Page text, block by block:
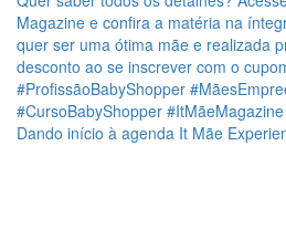
Dando início à agenda It Mãe